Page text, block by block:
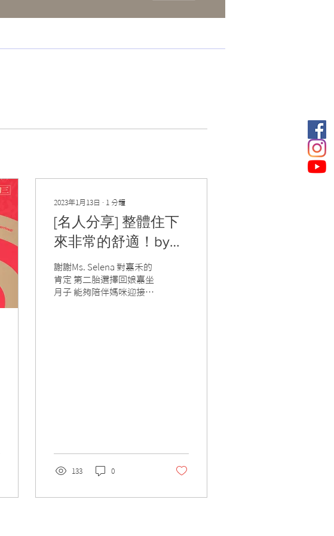
2023年1月13日 ∙ 1 分鐘
[名人分享] 整體住下
來非常的舒適！by
Ms. Selena
謝謝Ms. Selena 對嘉禾的
肯定 第二胎選擇回娘嘉坐
月子 能夠陪伴媽咪迎接人
133 0